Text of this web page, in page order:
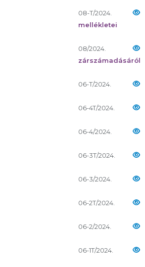
08-T/2024.
mellékletei
08/2024.
zárszámadásáról
06-T/2024.
06-4T/2024.
06-4/2024.
06-3T/2024.
06-3/2024.
06-2T/2024.
06-2/2024.
06-1T/2024.